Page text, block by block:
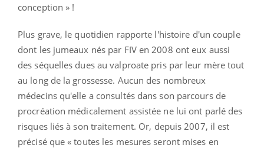
conception » !
Plus grave, le quotidien rapporte l'histoire d'un couple
dont les jumeaux nés par FIV en 2008 ont eux aussi
des séquelles dues au valproate pris par leur mère tout
au long de la grossesse. Aucun des nombreux
médecins qu'elle a consultés dans son parcours de
procréation médicalement assistée ne lui ont parlé des
risques liés à son traitement. Or, depuis 2007, il est
précisé que « toutes les mesures seront mises en